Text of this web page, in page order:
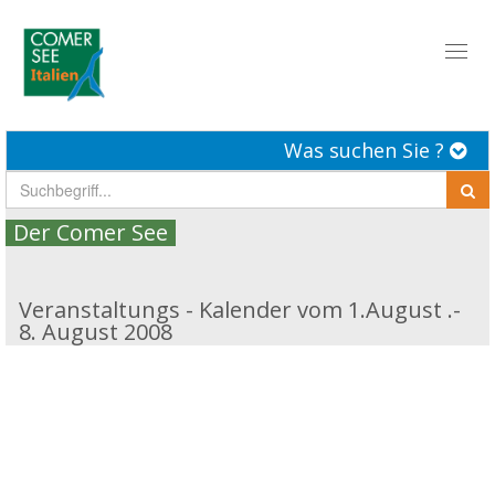
Was suchen Sie ?
Der Comer See
Veranstaltungs - Kalender vom 1.August .-
8. August 2008